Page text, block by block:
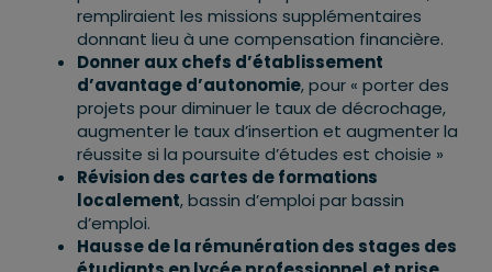
rempliraient les missions supplémentaires
donnant lieu à une compensation financière.
Donner aux chefs d’établissement
d’avantage d’autonomie, pour « porter des
projets pour diminuer le taux de décrochage,
augmenter le taux d’insertion et augmenter la
réussite si la poursuite d’études est choisie »
Révision des cartes de formations
localement, bassin d’emploi par bassin
d’emploi.
Hausse de la rémunération des stages des